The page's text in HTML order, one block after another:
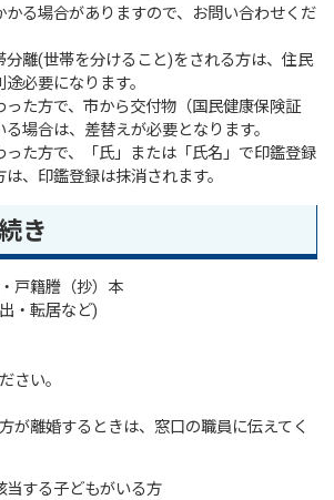
かる場合がありますので、お問い合わせくだ
分離(世帯を分けること)をされる方は、住民
必要になります。
った方で、市から交付物（国民健康保険証
場合は、差替えが必要となります。
った方で、「氏」または「氏名」で印鑑登録
、印鑑登録は抹消されます。
き
戸籍謄（抄）本
・転居など)
さい。
が離婚するときは、窓口の職員に伝えてく
当する子どもがいる方